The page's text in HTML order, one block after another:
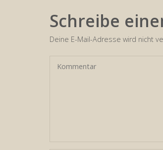
Schreibe
Deine E-Mail-Adresse wird nicht